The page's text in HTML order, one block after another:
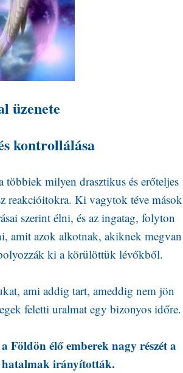
üzenete
kontrollálása
többiek milyen drasztikus és erőteljes
reakcióitokra. Ki vagytok téve mások
szerint élni, és az ingatag, folyton
amit azok alkotnak, akiknek megvan
ki a körülöttük lévőkből.
ami addig tart, ameddig nem jön
feletti uralmat egy bizonyos időre.
Földön élő emberek nagy részét a
hatalmak irányították.